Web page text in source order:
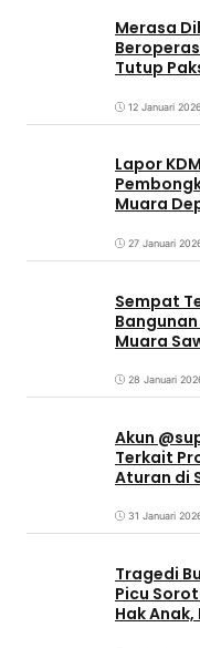
Merasa
Tutup
12 Januari 2026
Lapor
Muara
27 Januari
Sempat
Muara
28 Januari
Akun
Terkait
Aturan di
31 Januari
Tragedi
Picu
Hak